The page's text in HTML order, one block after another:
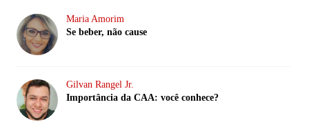
Maria Amorim
Se beber, não cause
Gilvan Rangel Jr.
Importância da CAA: você conhece?